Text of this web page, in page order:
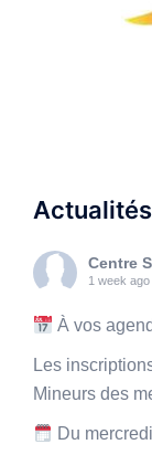
Centre
1 week ago
À vos
Les
Mineurs des
Du